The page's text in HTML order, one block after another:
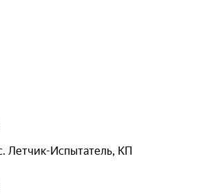
Летчик-Испытатель, КП